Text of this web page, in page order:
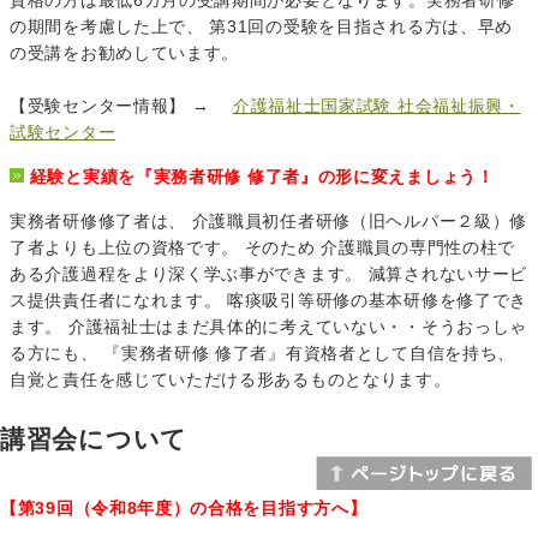
の期間を考慮した上で、 第31回の受験を目指される方は、早め
の受講をお勧めしています。
【受験センター情報】 → 介護福祉士国家試験 社会福祉振興・
試験センター
経験と実績を『実務者研修 修了者』の形に変えましょう！
実務者研修修了者は、 介護職員初任者研修（旧ヘルパー２級）修
了者よりも上位の資格です。 そのため 介護職員の専門性の柱で
ある介護過程をより深く学ぶ事ができます。 減算されないサービ
ス提供責任者になれます。 喀痰吸引等研修の基本研修を修了でき
ます。 介護福祉士はまだ具体的に考えていない・・そうおっしゃ
る方にも、 『実務者研修 修了者』有資格者として自信を持ち、
自覚と責任を感じていただける形あるものとなります。
講習会について
【第39回（令和8年度）の合格を目指す方へ】